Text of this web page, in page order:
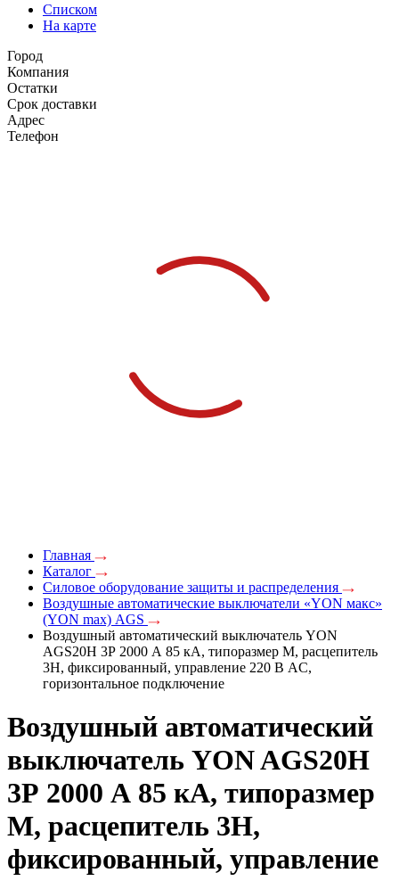
Списком
На карте
Город
Компания
Остатки
Срок доставки
Адрес
Телефон
Главная
Каталог
Силовое оборудование защиты и распределения
Воздушные автоматические выключатели «YON макс»
(YON max) AGS
Воздушный автоматический выключатель YON
AGS20H 3Р 2000 А 85 кА, типоразмер M, расцепитель
3H, фиксированный, управление 220 В AC,
горизонтальное подключение
Воздушный автоматический
выключатель YON AGS20H
3Р 2000 А 85 кА, типоразмер
M, расцепитель 3H,
фиксированный, управление